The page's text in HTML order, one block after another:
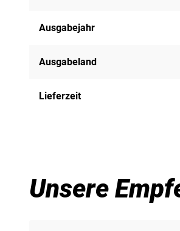
Ausgabejahr
Ausgabeland
Lieferzeit
Unsere